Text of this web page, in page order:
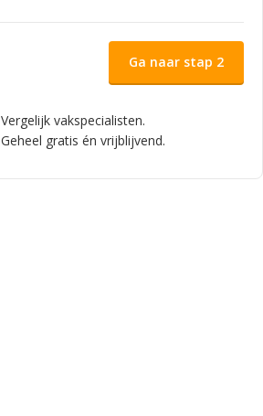
Vergelijk vakspecialisten.
Geheel gratis én vrijblijvend.
Ga naar stap 2